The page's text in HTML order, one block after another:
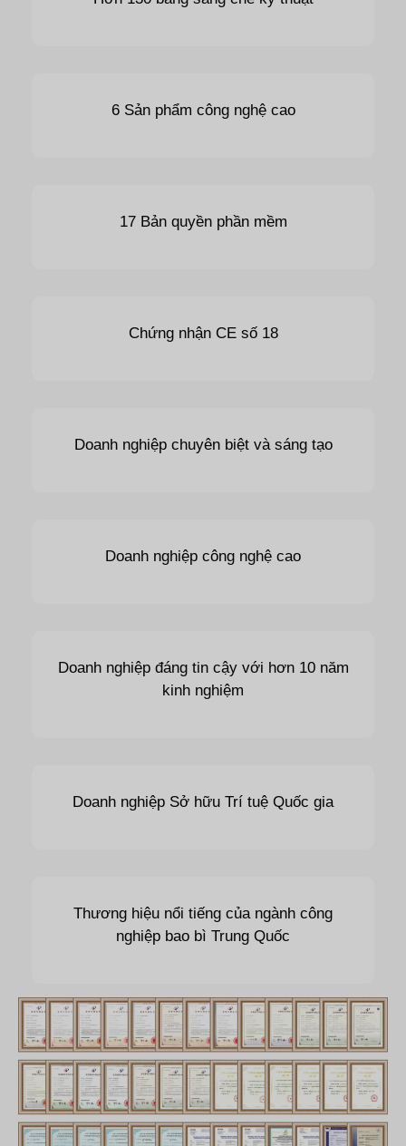
6 Sản phẩm công nghệ cao
17 Bản quyền phần mềm
Chứng nhận CE số 18
Doanh nghiệp chuyên biệt và sáng tạo
Doanh nghiệp công nghệ cao
Doanh nghiệp đáng tin cậy với hơn 10 năm
kinh nghiệm
Doanh nghiệp Sở hữu Trí tuệ Quốc gia
Thương hiệu nổi tiếng của ngành công
nghiệp bao bì Trung Quốc